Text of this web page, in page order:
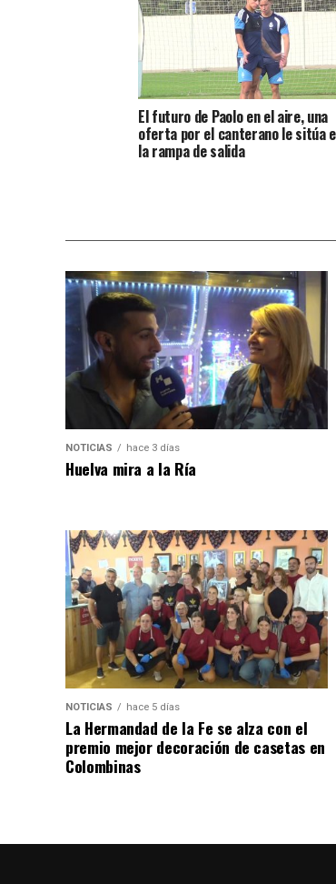
El futuro de Paolo en el aire, una
oferta por el canterano le sitúa
la rampa de salida
NOTICIAS hace 3 días
Huelva mira a la Ría
NOTICIAS hace 5 días
La Hermandad de la Fe se alza con el
premio mejor decoración de casetas en
Colombinas